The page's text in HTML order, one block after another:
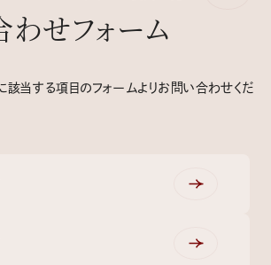
せフォーム
当する項目のフォームよりお問い合わせくだ